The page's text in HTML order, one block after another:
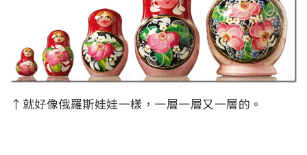
↑就好像俄羅斯娃娃一樣，一層一層又一層的。